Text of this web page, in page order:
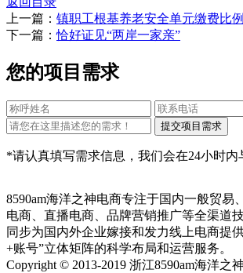
上一篇： 镇职工根基养老安全单元缴费比
下一篇：恰好证见“两岸一家亲”
您的项目需求
*请认真填写需求信息，我们会在24小时内
8590am海洋之神电商专注于国内一般贸易
电商、直播电商、品牌营销推广等全渠道
同步为国内外企业嫁接和发力线上电商提
+账号”立体矩阵的科学布局和运营服务。
Copyright © 2013-2019 浙江8590am海洋之